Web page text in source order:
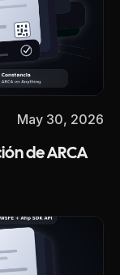
May 30, 2026
de ARCA